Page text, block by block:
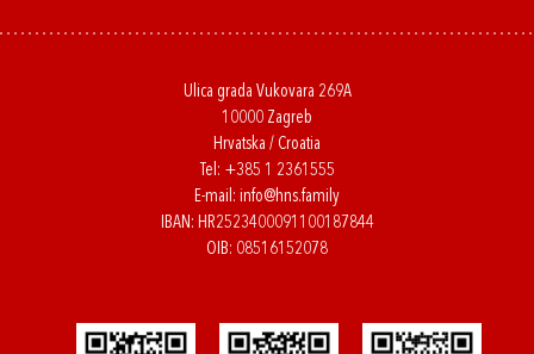
Ulica grada Vukovara 269A
10000 Zagreb
Hrvatska / Croatia
Tel: +385 1 2361555
E-mail: info@hns.family
IBAN: HR2523400091100187844
OIB: 08516152078